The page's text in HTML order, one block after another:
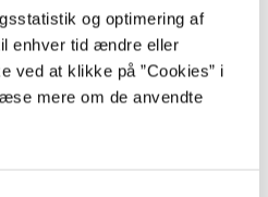
og optimering af
enhver tid ændre eller
ved at klikke på ”Cookies” i
mere om de anvendte
på udgivelser